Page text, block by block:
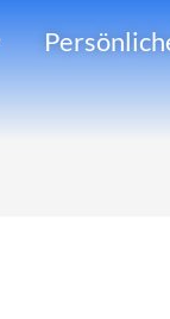
FürUnternehmen